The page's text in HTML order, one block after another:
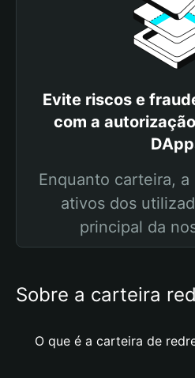
Evite riscos e
com a
Enquanto carteira, a
ativos dos
principal da
Sobre a carteira
O que é a carteira de